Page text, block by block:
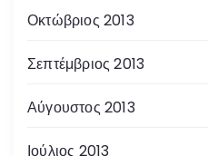
Οκτώβριος 2013
Σεπτέμβριος 2013
Αύγουστος 2013
Ιούλιος 2013